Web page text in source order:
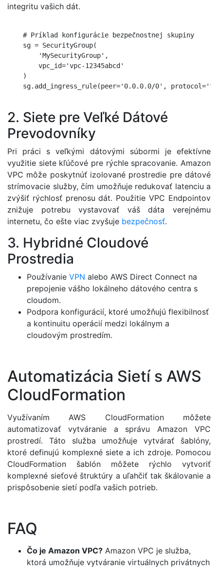
integritu vašich dát.
    # Príklad konfigurácie bezpečnostnej skupiny
    sg = SecurityGroup(
        'MySecurityGroup',
        vpc_id='vpc-12345abcd'
    )
sg.add_ingress_rule(peer='0.0.0.0/0',
2. Siete pre Veľké Dátové
Prevodovníky
Pri práci s veľkými dátovými súbormi je efektívne
využitie siete kľúčové pre rýchle spracovanie. Amazon
VPC môže poskytnúť izolované prostredie pre dátové
strímovacie služby, čím umožňuje redukovať latenciu a
zvýšiť rýchlosť prenosu dát. Použitie VPC Endpointov
znižuje potrebu vystavovať váš dáta verejnému
internetu, čo ešte viac zvyšuje bezpečnosť.
3. Hybridné Cloudové
Prostredia
Používanie VPN alebo AWS Direct Connect na
prepojenie vášho lokálneho dátového centra s
cloudom.
Podpora konfigurácií, ktoré umožňujú flexibilnosť
a kontinuitu operácií medzi lokálnym a
cloudovým prostredím.
Automatizácia Sietí s AWS
CloudFormation
Využívaním AWS CloudFormation môžete
automatizovať vytváranie a správu Amazon VPC
prostredí. Táto služba umožňuje vytvárať šablóny,
ktoré definujú komplexné siete a ich zdroje. Pomocou
CloudFormation šablón môžete rýchlo vytvoriť
komplexné sieťové štruktúry a uľahčiť tak škálovanie a
prispôsobenie sietí podľa vašich potrieb.
FAQ
Čo je Amazon VPC? Amazon VPC je služba,
ktorá umožňuje vytváranie virtuálnych privátnych